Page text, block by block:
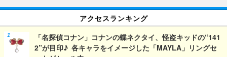
アクセスランキング
「名探偵コナン」コナンの蝶ネクタイ、怪盗キッドの“141
2”が目印♪ 各キャラをイメージした「MAYLA」リングセ